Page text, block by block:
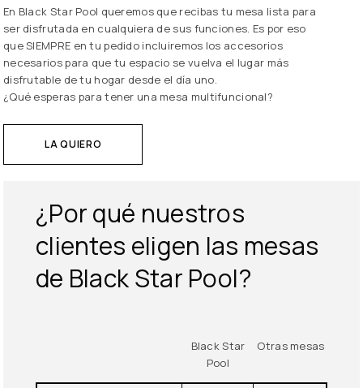
En Black Star Pool queremos que recibas tu mesa lista para
ser disfrutada en cualquiera de sus funciones. Es por eso
que SIEMPRE en tu pedido incluiremos los accesorios
necesarios para que tu espacio se vuelva el lugar más
disfrutable de tu hogar desde el día uno.
¿Qué esperas para tener una mesa multifuncional?
LA QUIERO
¿Por qué nuestros
clientes eligen las mesas
de Black Star Pool?
Black Star
Pool
Otras mesas